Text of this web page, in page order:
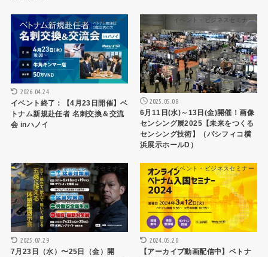
イベント・ビジネスセミナー
2026.04.24
イベント終了：【4月23日開催】ベ
トナム新規赴任者 名刺交換＆交流
会 inハノイ
イベント・ビジネスセミナー
2025.05.08
6月11日(水)～13日(金)開催！画像
センシング展2025【未来をつくる
センシング技術】（パシフィコ横
浜展示ホールD）
イベント・ビジネスセミナー
2025.07.29
7月23日（⽔）〜25日（金）開
イベント・ビジネスセミナー
2024.05.20
【アーカイブ動画配信中】ベトナ